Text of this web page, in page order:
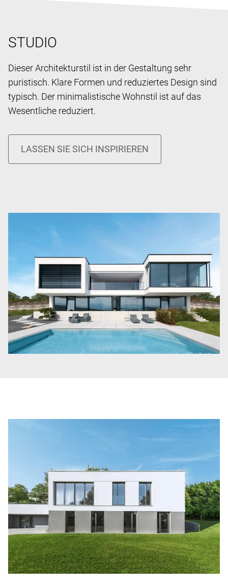
STUDIO
Dieser Architekturstil ist in der Gestaltung sehr
puristisch. Klare Formen und reduziertes Design sind
typisch. Der minimalistische Wohnstil ist auf das
Wesentliche reduziert.